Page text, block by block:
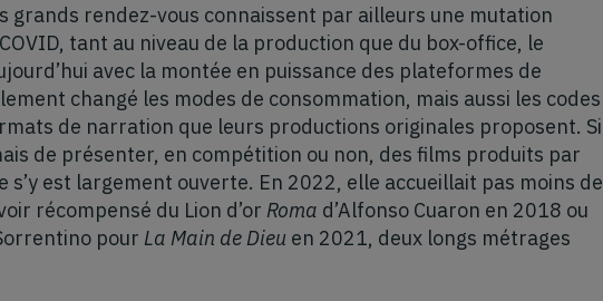
grands rendez-vous connaissent par ailleurs une mutation
tant au niveau de la production que du box-office, le
avec la montée en puissance des plateformes de
changé les modes de consommation, mais aussi les codes
de narration que leurs productions originales proposent. Si
de présenter, en compétition ou non, des films produits par
est largement ouverte. En 2022, elle accueillait pas moins de
récompensé du Lion d’or Roma d’Alfonso Cuaron en 2018 ou
pour La Main de Dieu en 2021, deux longs métrages